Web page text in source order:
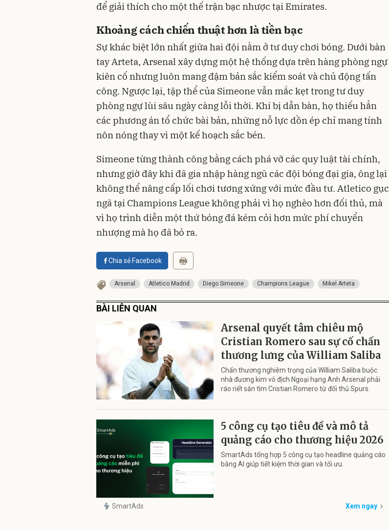
để giải thích cho một thế trận bạc nhược tại Emirates.
Khoảng cách chiến thuật hơn là tiền bạc
Sự khác biệt lớn nhất giữa hai đội nằm ở tư duy chơi bóng. Dưới bàn
tay Arteta, Arsenal xây dựng một hệ thống dựa trên hàng phòng ngự
kiên cố nhưng luôn mang đậm bản sắc kiểm soát và chủ động tấn
công. Ngược lại, tập thể của Simeone vẫn mắc kẹt trong tư duy
phòng ngự lùi sâu ngày càng lỗi thời. Khi bị dẫn bàn, họ thiếu hẳn
các phương án tổ chức bài bản, những nỗ lực dồn ép chỉ mang tính
nôn nóng thay vì một kế hoạch sắc bén.
Simeone từng thành công bằng cách phá vỡ các quy luật tài chính,
nhưng giờ đây khi đã gia nhập hàng ngũ các đội bóng đại gia, ông lại
không thể nâng cấp lối chơi tương xứng với mức đầu tư. Atletico gục
ngã tại Champions League không phải vì họ nghèo hơn đối thủ, mà
vì họ trình diễn một thứ bóng đá kém cỏi hơn mức phí chuyển
nhượng mà họ đã bỏ ra.
Chia sẻ Facebook
Arsenal Atletico Madrid Diego Simeone Champions League Mikel Arteta
BÀI LIÊN QUAN
Arsenal quyết tâm chiêu mộ
Cristian Romero sau sự cố chấn
thương lưng của William Saliba
Chấn thương nghiêm trọng của William Saliba buộc
nhà đương kim vô địch Ngoại hạng Anh Arsenal phải
ráo riết săn tìm Cristian Romero từ đối thủ Spurs.
5 công cụ tạo tiêu đề và mô tả
quảng cáo cho thương hiệu 2026
SmartAds tổng hợp 5 công cụ tạo headline quảng cáo
bằng AI giúp tiết kiệm thời gian và tối ưu.
SmartAds Xem ngay